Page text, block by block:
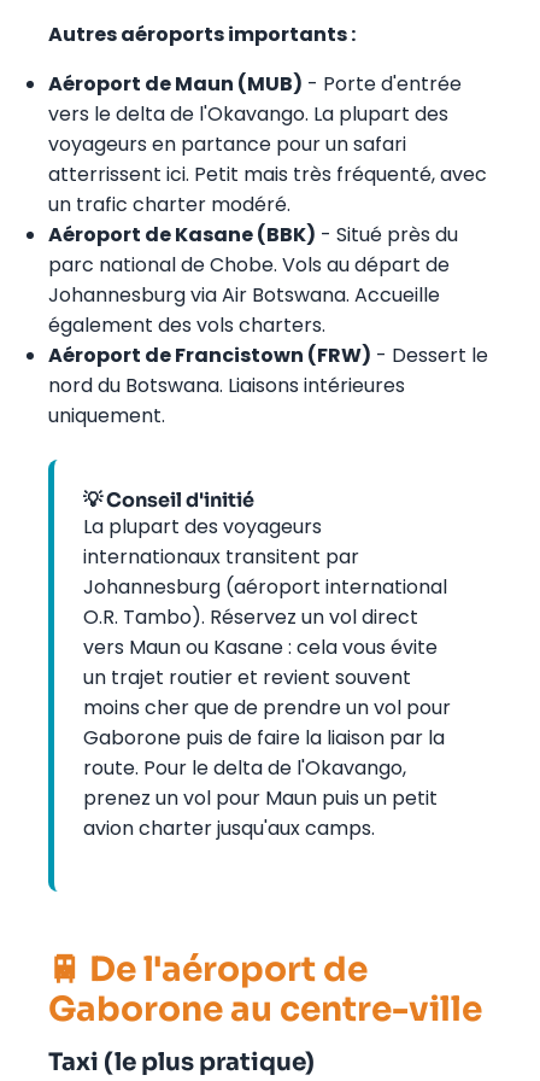
Autres aéroports importants :
Aéroport de Maun (MUB) - Porte d'entrée
vers le delta de l'Okavango. La plupart des
voyageurs en partance pour un safari
atterrissent ici. Petit mais très fréquenté, avec
un trafic charter modéré.
Aéroport de Kasane (BBK) - Situé près du
parc national de Chobe. Vols au départ de
Johannesburg via Air Botswana. Accueille
également des vols charters.
Aéroport de Francistown (FRW) - Dessert le
nord du Botswana. Liaisons intérieures
uniquement.
💡 Conseil d'initié
La plupart des voyageurs
internationaux transitent par
Johannesburg (aéroport international
O.R. Tambo). Réservez un vol direct
vers Maun ou Kasane : cela vous évite
un trajet routier et revient souvent
moins cher que de prendre un vol pour
Gaborone puis de faire la liaison par la
route. Pour le delta de l'Okavango,
prenez un vol pour Maun puis un petit
avion charter jusqu'aux camps.
🚆 De l'aéroport de
Gaborone au centre-ville
Taxi (le plus pratique)